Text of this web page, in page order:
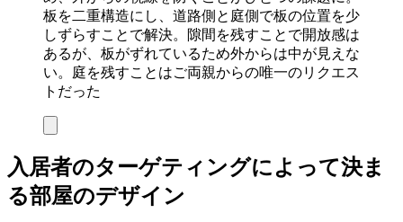
板を二重構造にし、道路側と庭側で板の位置を少
しずらすことで解決。隙間を残すことで開放感は
あるが、板がずれているため外からは中が見えな
い。庭を残すことはご両親からの唯一のリクエス
トだった
入居者のターゲティングによって決ま
る部屋のデザイン